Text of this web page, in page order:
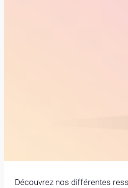
Découvrez nos différentes